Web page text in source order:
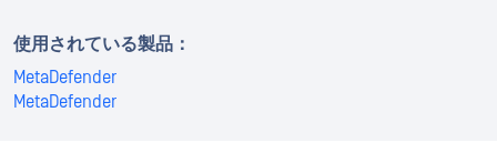
使用されている製品：
MetaDefender
MetaDefender